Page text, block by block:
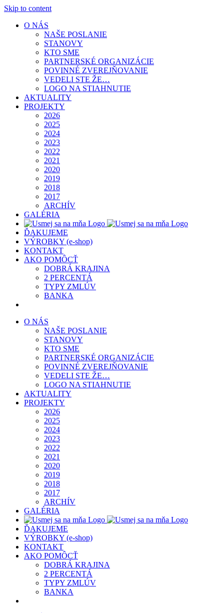
Skip to content
O NÁS
NAŠE POSLANIE
STANOVY
KTO SME
PARTNERSKÉ ORGANIZÁCIE
POVINNÉ ZVEREJŇOVANIE
VEDELI STE ŽE…
LOGO NA STIAHNUTIE
AKTUALITY
PROJEKTY
2026
2025
2024
2023
2022
2021
2020
2019
2018
2017
ARCHÍV
GALÉRIA
ĎAKUJEME
VÝROBKY (e-shop)
KONTAKT
AKO POMÔCŤ
DOBRÁ KRAJINA
2 PERCENTÁ
TYPY ZMLÚV
BANKA
O NÁS
NAŠE POSLANIE
STANOVY
KTO SME
PARTNERSKÉ ORGANIZÁCIE
POVINNÉ ZVEREJŇOVANIE
VEDELI STE ŽE…
LOGO NA STIAHNUTIE
AKTUALITY
PROJEKTY
2026
2025
2024
2023
2022
2021
2020
2019
2018
2017
ARCHÍV
GALÉRIA
ĎAKUJEME
VÝROBKY (e-shop)
KONTAKT
AKO POMÔCŤ
DOBRÁ KRAJINA
2 PERCENTÁ
TYPY ZMLÚV
BANKA